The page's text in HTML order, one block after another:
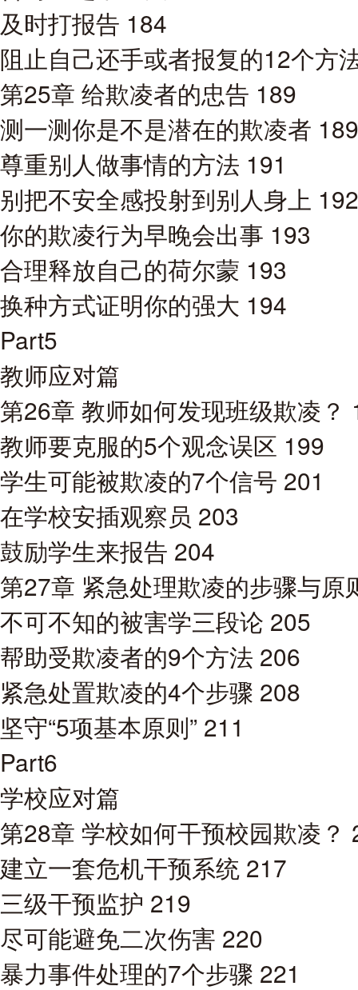
及时打报告 184
阻止自己还手或者报复的12个方
第25章 给欺凌者的忠告 189
测一测你是不是潜在的欺凌者 189
尊重别人做事情的方法 191
别把不安全感投射到别人身上 192
你的欺凌行为早晚会出事 193
合理释放自己的荷尔蒙 193
换种方式证明你的强大 194
Part5
教师应对篇
第26章 教师如何发现班级欺凌？
教师要克服的5个观念误区 199
学生可能被欺凌的7个信号 201
在学校安插观察员 203
鼓励学生来报告 204
第27章 紧急处理欺凌的步骤与原
不可不知的被害学三段论 205
帮助受欺凌者的9个方法 206
紧急处置欺凌的4个步骤 208
坚守“5项基本原则” 211
Part6
学校应对篇
第28章 学校如何干预校园欺凌？
建立一套危机干预系统 217
三级干预监护 219
尽可能避免二次伤害 220
暴力事件处理的7个步骤 221